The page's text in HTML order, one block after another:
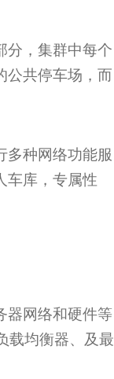
分，集群中每个
公共停车场，而
多种网络功能服
车库，专属性
器网络和硬件等
载均衡器、及最